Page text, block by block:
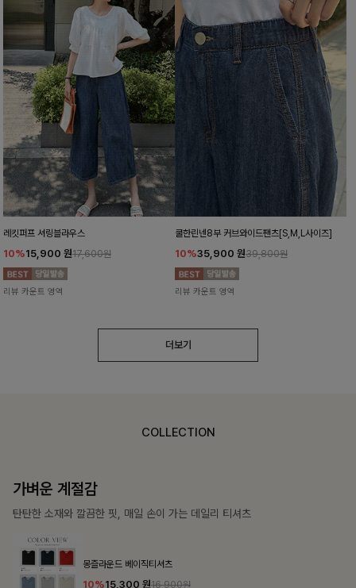
레킷퍼프 셔링블라우스
10%15,900 원17,600원
리뷰 카운트 영역
쿨한린넨8부 커브와이드팬츠[S,M,L사이즈]
10%35,900 원39,800원
리뷰 카운트 영역
더보기
COLLECTION
가장 쉬운 코디
특별한 날부터 일상까지 함께하는 룩